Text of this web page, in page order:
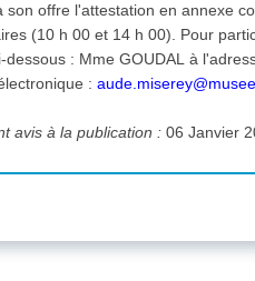
son offre l'attestation en annexe
(10 h 00 et 14 h 00). Pour
: Mme GOUDAL à
:
avis à la publication : 06 Janvier